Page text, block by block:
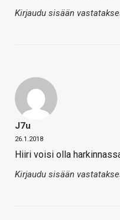
Kirjaudu sisään
J7u
26.1.2018
Hiiri voisi olla
Kirjaudu sisään